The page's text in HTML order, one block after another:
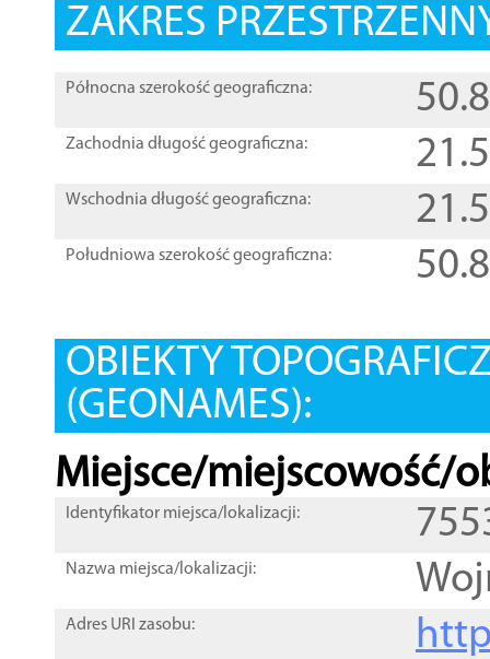
ZAKRES
Północna szerokość geograficzna:
Zachodnia długość geograficzna:
Wschodnia długość geograficzna:
Południowa szerokość geograficzna:
OBIEKTY
(GEONAMES):
Miejsce/miejscowość/
Identyfikator miejsca/lokalizacji:
Nazwa miejsca/lokalizacji:
Adres URI zasobu: